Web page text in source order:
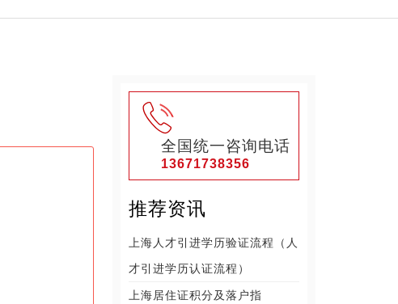
全国统一咨询电话
13671738356
推荐资讯
上海人才引进学历验证流程（人
才引进学历认证流程）
上海居住证积分及落户指